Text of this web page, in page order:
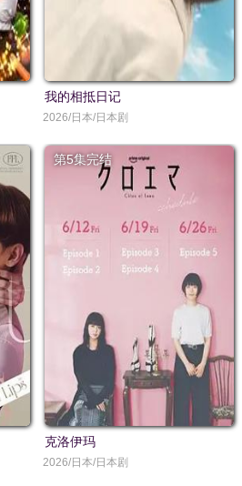
我的相抵日记
2026/日本/日本剧
第5集完结
克洛伊玛
2026/日本/日本剧